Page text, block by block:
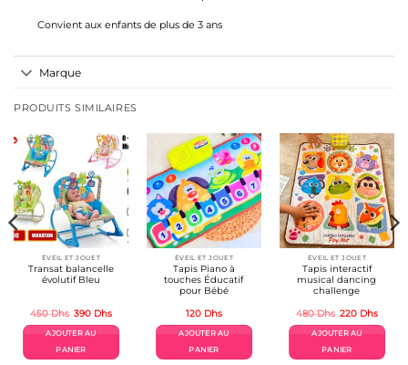
Convient aux enfants de plus de 3 ans
Marque
PRODUITS SIMILAIRES
ÉVEIL ET JOUET
Transat balancelle
évolutif Bleu
450Dhs Le
initial
était :
450 Dhs.
390 DhsLe
actuel
AJOUTER AU
PANIER
ÉVEIL ET JOUET
Tapis Piano à
touches Éducatif
pour Bébé
120 Dhs
AJOUTER AU
PANIER
ÉVEIL ET JOUET
Tapis interactif
musical dancing
challenge
480Dhs Le
initial
était :
480 Dhs.
220 DhsLe
actuel
AJOUTER AU
PANIER